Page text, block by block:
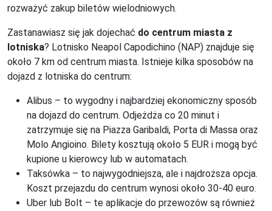
rozważyć zakup biletów wielodniowych.
Zastanawiasz się jak dojechać do centrum miasta z
lotniska? Lotnisko Neapol Capodichino (NAP) znajduje się
około 7 km od centrum miasta. Istnieje kilka sposobów na
dojazd z lotniska do centrum:
Alibus – to wygodny i najbardziej ekonomiczny sposób
na dojazd do centrum. Odjeżdża co 20 minut i
zatrzymuje się na Piazza Garibaldi, Porta di Massa oraz
Molo Angioino. Bilety kosztują około 5 EUR i mogą być
kupione u kierowcy lub w automatach.
Taksówka – to najwygodniejsza, ale i najdroższa opcja.
Koszt przejazdu do centrum wynosi około 30-40 euro.
Uber lub Bolt – te aplikacje do przewozów są również